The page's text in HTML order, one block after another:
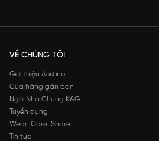
VỀ CHÚNG TÔI
Giới thiệu Aristino
Cửa hàng gần bạn
Ngôi Nhà Chung K&G
Tuyển dụng
Wear-Care-Share
Tin tức